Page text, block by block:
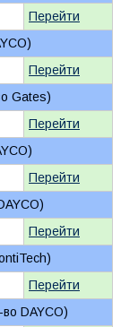
Перейти
Перейти
Gates)
Перейти
Перейти
Перейти
Перейти
во DAYCO)